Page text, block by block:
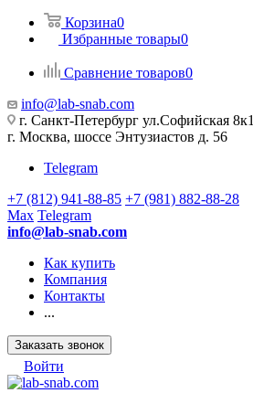
Корзина0
Избранные товары0
Сравнение товаров0
info@lab-snab.com
г. Санкт-Петербург ул.Софийская 8к1
г. Москва, шоссе Энтузиастов д. 56
Telegram
+7 (812) 941-88-85 +7 (981) 882-88-28
Max Telegram
info@lab-snab.com
Как купить
Компания
Контакты
...
Заказать звонок
Войти